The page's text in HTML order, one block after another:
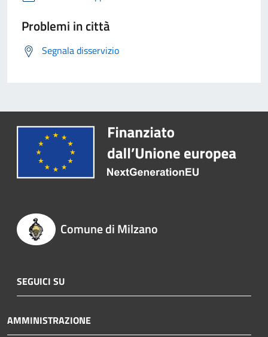
Problemi in città
Segnala disservizio
Comune di Milzano
SEGUICI SU
AMMINISTRAZIONE